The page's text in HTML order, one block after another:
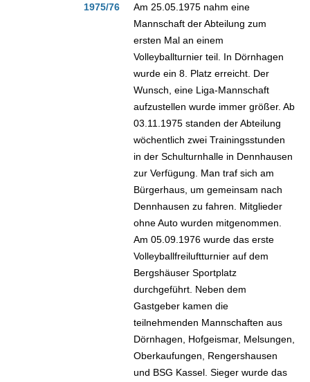
1975/76
Am 25.05.1975 nahm eine
Mannschaft der Abteilung zum
ersten Mal an einem
Volleyballturnier teil. In Dörnhagen
wurde ein 8. Platz erreicht. Der
Wunsch, eine Liga-Mannschaft
aufzustellen wurde immer größer. Ab
03.11.1975 standen der Abteilung
wöchentlich zwei Trainingsstunden
in der Schulturnhalle in Dennhausen
zur Verfügung. Man traf sich am
Bürgerhaus, um gemeinsam nach
Dennhausen zu fahren. Mitglieder
ohne Auto wurden mitgenommen.
Am 05.09.1976 wurde das erste
Volleyballfreiluftturnier auf dem
Bergshäuser Sportplatz
durchgeführt. Neben dem
Gastgeber kamen die
teilnehmenden Mannschaften aus
Dörnhagen, Hofgeismar, Melsungen,
Oberkaufungen, Rengershausen
und BSG Kassel. Sieger wurde das